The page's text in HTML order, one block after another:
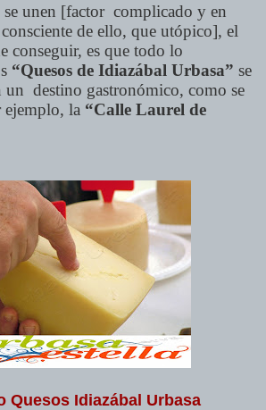
se unen [factor complicado y en
de ello, que utópico], el
conseguir, es que todo lo
“Quesos de Idiazábal Urbasa” se
un destino gastronómico, como se
la “Calle Laurel de
Quesos Idiazábal Urbasa